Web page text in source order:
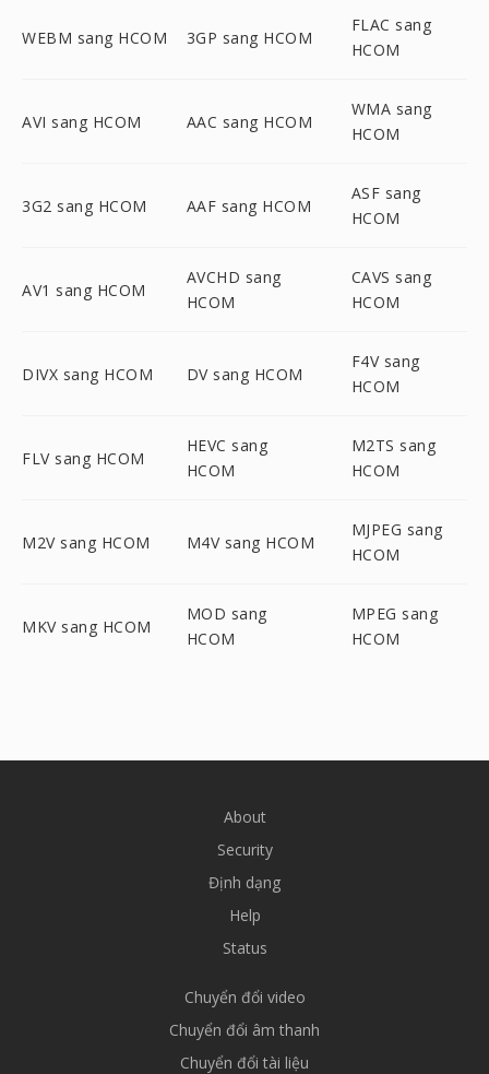
WEBM sang HCOM 3GP sang HCOM
FLAC sang
HCOM
AVI sang HCOM AAC sang HCOM
WMA sang
HCOM
3G2 sang HCOM AAF sang HCOM
ASF sang
HCOM
AV1 sang HCOM
AVCHD sang
HCOM
CAVS sang
HCOM
DIVX sang HCOM DV sang HCOM
F4V sang
HCOM
FLV sang HCOM
HEVC sang
HCOM
M2TS sang
HCOM
M2V sang HCOM M4V sang HCOM
MJPEG sang
HCOM
MKV sang HCOM
MOD sang
HCOM
MPEG sang
HCOM
About
Security
Định dạng
Help
Status
Chuyển đổi video
Chuyển đổi âm thanh
Chuyển đổi tài liệu